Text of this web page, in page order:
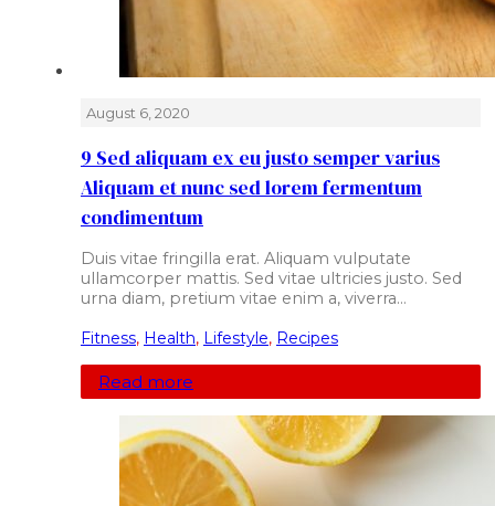
August 6, 2020
9 Sed aliquam ex eu justo semper varius
Aliquam et nunc sed lorem fermentum
condimentum
Duis vitae fringilla erat. Aliquam vulputate
ullamcorper mattis. Sed vitae ultricies justo. Sed
urna diam, pretium vitae enim a, viverra…
Fitness, Health, Lifestyle, Recipes
Read more